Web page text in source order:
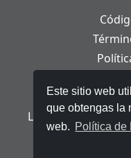
Este sitio web
que obtengas la
web. Política de
Ley Orgánica de
© 2025 Telerama -